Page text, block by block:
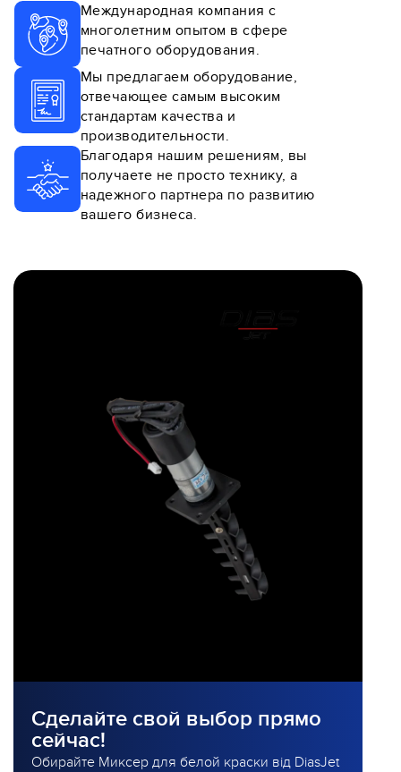
Международная компания с
многолетним опытом в сфере
печатного оборудования.
Мы предлагаем оборудование,
отвечающее самым высоким
стандартам качества и
производительности.
Благодаря нашим решениям, вы
получаете не просто технику, а
надежного партнера по развитию
вашего бизнеса.
Сделайте свой выбор прямо
сейчас!
Обирайте Миксер для белой краски від DiasJet